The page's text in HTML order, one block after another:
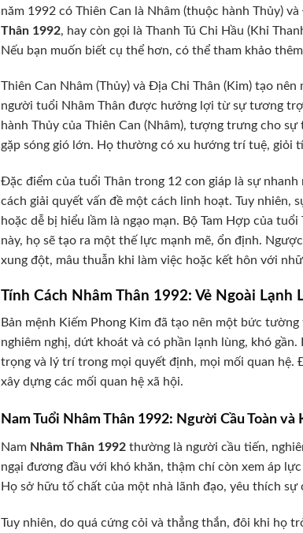
năm 1992 có Thiên Can là Nhâm (thuộc hành Thủy)
Thân 1992, hay còn gọi là Thanh Tú Chi Hầu (Khỉ
Nếu bạn muốn biết cụ thể hơn, có thể tham khảo
Thiên Can Nhâm (Thủy) và Địa Chi Thân (Kim) tạo
người tuổi Nhâm Thân được hưởng lợi từ sự tương
hành Thủy của Thiên Can (Nhâm), tượng trưng cho
gặp sóng gió lớn. Họ thường có xu hướng trí tuệ, giỏi
Đặc điểm của tuổi Thân trong 12 con giáp là sự
cách giải quyết vấn đề một cách linh hoạt. Tuy nhiên,
hoặc dễ bị hiểu lầm là ngạo mạn. Bộ Tam Hợp của
này, họ sẽ tạo ra một thế lực mạnh mẽ, ổn định.
xung đột, mâu thuẫn khi làm việc hoặc kết hôn với
Tính Cách Nhâm Thân 1992: Vẻ Ngoài Lạnh
Bản mệnh Kiếm Phong Kim đã tạo nên một bức
nghiêm nghị, dứt khoát và có phần lạnh lùng, khó
trọng và lý trí trong mọi quyết định, mọi mối quan
xây dựng các mối quan hệ xã hội.
Nam Tuổi Nhâm Thân 1992: Người Cầu Toàn và
Nam Nhâm Thân 1992 thường là người cầu tiến,
ngại đương đầu với khó khăn, thậm chí còn xem áp
Họ sở hữu tố chất của một nhà lãnh đạo, yêu thích
Tuy nhiên, do quá cứng cỏi và thẳng thắn, đôi khi họ